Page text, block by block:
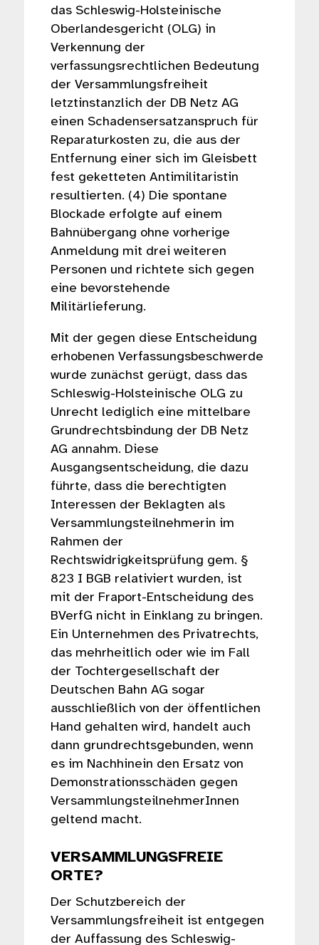
das Schleswig-Holsteinische
Oberlandesgericht (OLG) in
Verkennung der
verfassungsrechtlichen Bedeutung
der Versammlungsfreiheit
letztinstanzlich der DB Netz AG
einen Schadensersatzanspruch für
Reparaturkosten zu, die aus der
Entfernung einer sich im Gleisbett
fest geketteten Antimilitaristin
resultierten. (4) Die spontane
Blockade erfolgte auf einem
Bahnübergang ohne vorherige
Anmeldung mit drei weiteren
Personen und richtete sich gegen
eine bevorstehende
Militärlieferung.
Mit der gegen diese Entscheidung
erhobenen Verfassungsbeschwerde
wurde zunächst gerügt, dass das
Schleswig-Holsteinische OLG zu
Unrecht lediglich eine mittelbare
Grundrechtsbindung der DB Netz
AG annahm. Diese
Ausgangsentscheidung, die dazu
führte, dass die berechtigten
Interessen der Beklagten als
Versammlungsteilnehmerin im
Rahmen der
Rechtswidrigkeitsprüfung gem. §
823 I BGB relativiert wurden, ist
mit der Fraport-Entscheidung des
BVerfG nicht in Einklang zu bringen.
Ein Unternehmen des Privatrechts,
das mehrheitlich oder wie im Fall
der Tochtergesellschaft der
Deutschen Bahn AG sogar
ausschließlich von der öffentlichen
Hand gehalten wird, handelt auch
dann grundrechtsgebunden, wenn
es im Nachhinein den Ersatz von
Demonstrationsschäden gegen
VersammlungsteilnehmerInnen
geltend macht.
VERSAMMLUNGSFREIE
ORTE?
Der Schutzbereich der
Versammlungsfreiheit ist entgegen
der Auffassung des Schleswig-